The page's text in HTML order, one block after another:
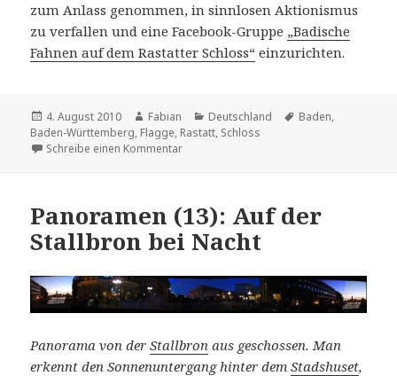
zum Anlass genommen, in sinnlosen Aktionismus
zu verfallen und eine Facebook-Gruppe „Badische
Fahnen auf dem Rastatter Schloss“ einzurichten.
Veröffentlicht
am
4. August 2010 Autor
Fabian Kategorien
Deutschland Schlagwörter
Baden,
Baden-Württemberg, Flagge, Rastatt, Schloss
Schreibe einen Kommentarzu Aufruhr im Ländle (vielleicht)
Panoramen (13): Auf der
Stallbron bei Nacht
Panorama von derStallbron aus geschossen. Man
erkennt den Sonnenuntergang hinter demStadshuset,